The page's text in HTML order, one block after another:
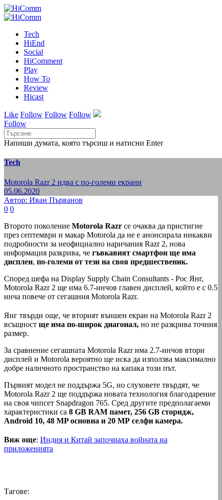
Tech
HiEnd
Social
HiComment
Play
How To
Review
Hicast
Like Follow Follow Follow
Follow
Напиши думата, която търсиш и натисни Enter
Tech
Motorola Razr 2 идва с по-големи екрани
05.06.2020
Автор: Иван Първанов
0 0
Второто поколение Motorola Razr се очаква да пристигне
през септември и макар Motorоla да не е анонсирала никакви
подробности за неофициално наричания Razr 2, нова
информация разкрива, че гъвкавият смартфон ще има
дисплеи, по-големи от тези на своя предшественик.
Според шефа на Display Supply Chain Consultants - Рос Янг,
Motorоla Razr 2 ще има 6.7-инчов главен дисплей, който е с 0.5
инча повече от сегашния Motorоla Razr.
Янг твърди още, че вторият външен екран на Motorоla Razr 2
всъщност ще има по-широк диагонал, но не разкрива точния
размер.
За сравнение сегашната Motorоla Razr има 2.7-инчов втори
дисплей и Motorоla вероятно ще иска да използва максимално
добре наличното пространство на капака този път.
Първият модел не поддържа 5G, но слуховете твърдят, че
Motorola Razr 2 ще поддържа новата технология благодарение
на своя чипсет Snapdragon 765. Сред другите предполагаеми
характеристики са 8 GB RAM памет, 256 GB сторидж,
Android 10, 48 MP основна и 20 МР селфи камера.
Виж още: Индия и Китай започнаха войната на
приложенията
Тагове: